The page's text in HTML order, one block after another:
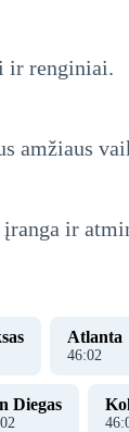
ir renginiai.
amžiaus
ir
Atlanta
46:02
Diegas
02 46: